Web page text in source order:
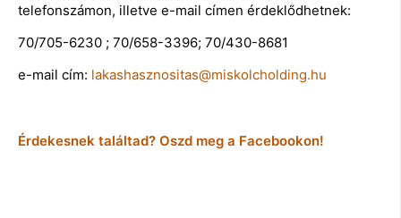
telefonszámon, illetve e-mail címen érdeklődhetnek:
70/705-6230 ; 70/658-3396; 70/430-8681
e-mail cím: lakashasznositas@miskolcholding.hu
Érdekesnek találtad? Oszd meg a Facebookon!